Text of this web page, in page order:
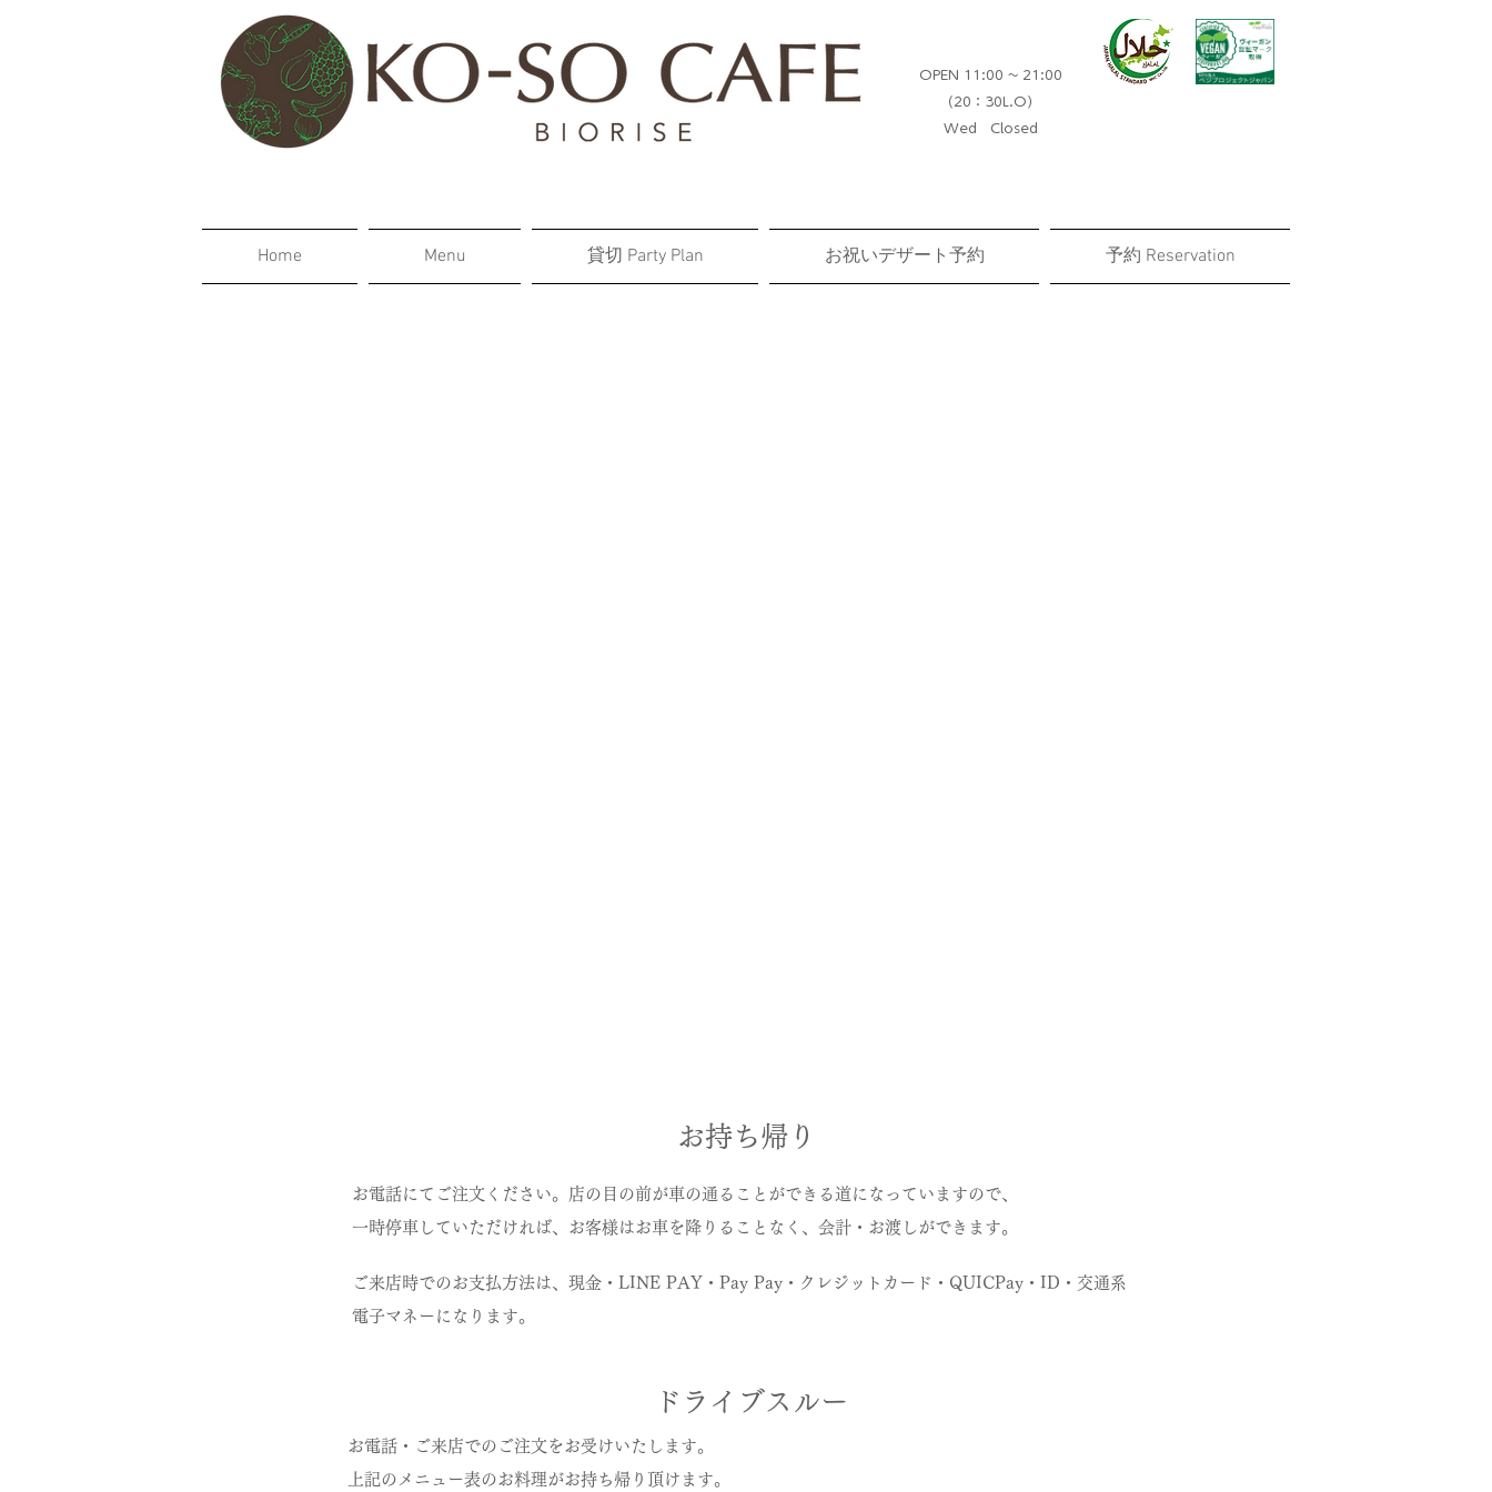
OPEN 11:00 ~ 21:00
（20：30L.O）​
Wed Closed
Home Menu 貸切 Party Plan お祝いデザート予約 予約 Reservation
お持ち帰り
お電話にてご注文ください。店の目の前が車の通ることができる道になっていますので、
一時停車していただければ、お客様はお車を降りることなく、会計・お渡しができます。
ご来店時でのお支払方法は、現金・LINE PAY・Pay Pay・クレジットカード・QUICPay・ID・交通系
電子マネーになります。
ドライブスルー
お電話・ご来店でのご注文をお受けいたします。
上記のメニュー表のお料理がお持ち帰り頂けます。